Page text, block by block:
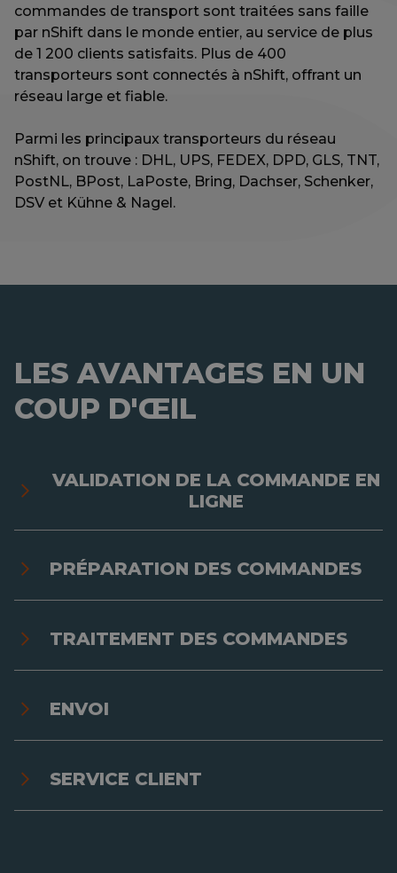
commandes de transport sont traitées sans faille
par nShift dans le monde entier, au service de plus
de 1 200 clients satisfaits. Plus de 400
transporteurs sont connectés à nShift, offrant un
réseau large et fiable.
Parmi les principaux transporteurs du réseau
nShift, on trouve : DHL, UPS, FEDEX, DPD, GLS, TNT,
PostNL, BPost, LaPoste, Bring, Dachser, Schenker,
DSV et Kühne & Nagel.
LES AVANTAGES EN UN
COUP D'ŒIL
VALIDATION DE LA COMMANDE EN
LIGNE
PRÉPARATION DES COMMANDES
TRAITEMENT DES COMMANDES
ENVOI
SERVICE CLIENT